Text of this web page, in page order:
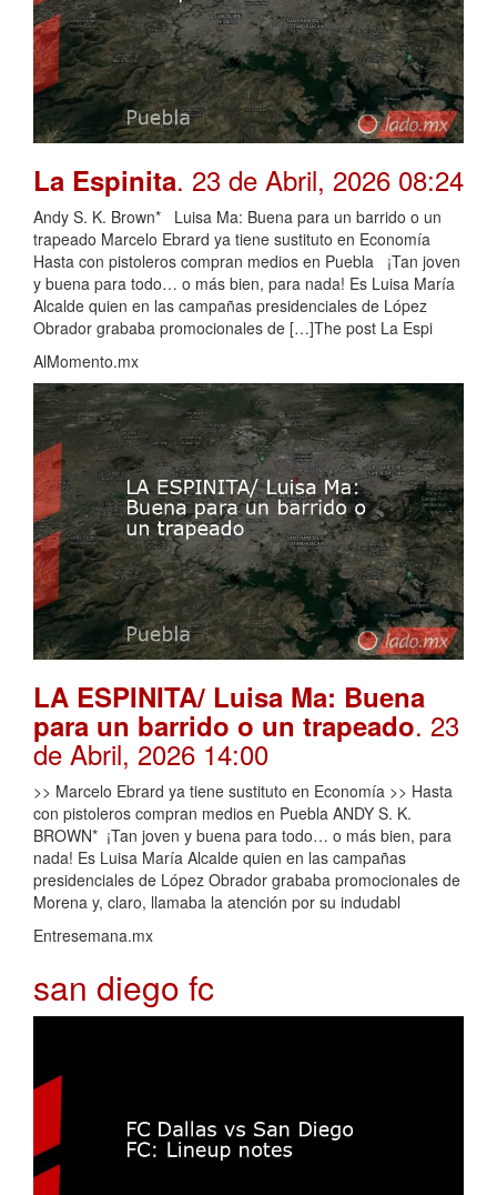
La Espinita. 23 de Abril, 2026 08:24
Andy S. K. Brown* Luisa Ma: Buena para un barrido o un
trapeado Marcelo Ebrard ya tiene sustituto en Economía
Hasta con pistoleros compran medios en Puebla ¡Tan joven
y buena para todo… o más bien, para nada! Es Luisa María
Alcalde quien en las campañas presidenciales de López
Obrador grababa promocionales de […]The post La Espi
AlMomento.mx
LA ESPINITA/ Luisa Ma: Buena
para un barrido o un trapeado. 23
de Abril, 2026 14:00
>> Marcelo Ebrard ya tiene sustituto en Economía >> Hasta
con pistoleros compran medios en Puebla ANDY S. K.
BROWN* ¡Tan joven y buena para todo… o más bien, para
nada! Es Luisa María Alcalde quien en las campañas
presidenciales de López Obrador grababa promocionales de
Morena y, claro, llamaba la atención por su indudabl
Entresemana.mx
san diego fc